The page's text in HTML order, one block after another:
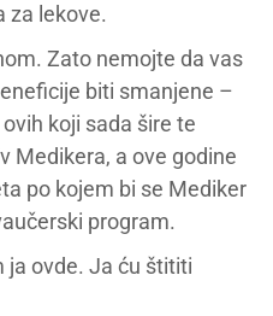
za lekove.
Zato nemojte da vas
biti smanjene –
koji sada šire te
Medikera, a ove godine
po kojem bi se Mediker
program.
ja ovde. Ja ću štititi